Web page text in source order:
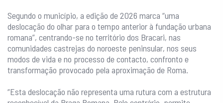
Segundo o município, a edição de 2026 marca “uma
deslocação do olhar para o tempo anterior à fundação urbana
romana”, centrando-se no território dos Bracari, nas
comunidades castrejas do noroeste peninsular, nos seus
modos de vida e no processo de contacto, confronto e
transformação provocado pela aproximação de Roma.
“Esta deslocação não representa uma rutura com a estrutura